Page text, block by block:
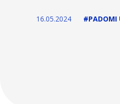
16.05.2024 #PADOMI